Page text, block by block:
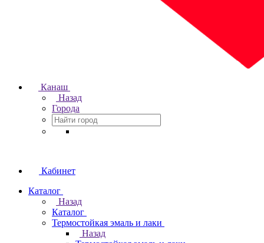
Канаш
Назад
Города
Кабинет
Каталог
Назад
Каталог
Термостойкая эмаль и лаки
Назад